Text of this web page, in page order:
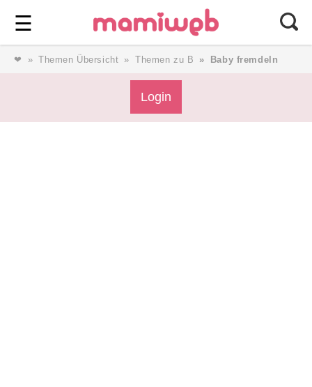
☰ ⎯ Wir lieben Familie ⎯
❤ Themen Übersicht Themen zu B Baby fremdeln
Login